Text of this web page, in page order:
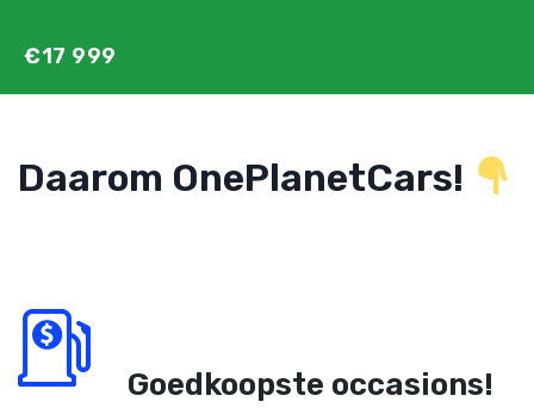
€12 780
Daarom OnePlanetCars!
Goedkoopste occasions!